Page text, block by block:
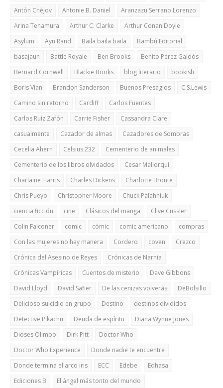
Antón Chéjov
Antonie B. Daniel
Aranzazu Serrano Lorenzo
Arina Tenamura
Arthur C. Clarke
Arthur Conan Doyle
Asylum
Ayn Rand Baila baila baila
Bambú Editorial
basajaun
Battle Royale Ben Brooks
Benito Pérez Galdós
Bernard Cornwell
Blackie Books blog literario
bookish
Boris Vian
Brandon Sanderson Buenos Presagios
C.S.Lewis
Camino sin retorno
Cardiff
Carlos Fuentes
Carlos Ruíz Zafón
Carrie Fisher
Cassandra Clare
casualmente
Cazador de almas
Cazadores de Sombras
Cecelia Ahern
Celsius 232
Cementerio de animales
Cementerio de los libros olvidados
Cesar Mallorquí
Charlaine Harris
Charles Dickens
Charlotte Brontë
Chris Pueyo
Christopher Moore
Chuck Palahniuk
ciencia ficción
cine Clásicos del manga
Clive Cussler
Colin Falconer
comic cómic comic americano
compras
Con las mujeres no hay manera
Cordero coven
Crezco
Crónica del Asesino de Reyes
Crónicas de Narnia
Crónicas Vampíricas
Cuentos de misterio
Dave Gibbons
David Lloyd
David Safier De las cenizas volverás
DeBolsillo
Delicioso suicidio en grupo
Destino
destinos divididos
Detective Pikachu
Deuda de espíritu
Diana Wynne Jones
Dioses Olimpo
Dirk Pitt
Doctor Who
Doctor Who Experience
Donde nadie te encuentre
Donde termina el arco iris
ECC Edebe
Edhasa
Ediciones B
El ángel más tonto del mundo